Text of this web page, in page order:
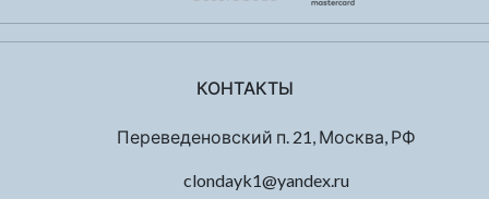
КОНТАКТЫ
Переведеновский п. 21, Москва, РФ
clondayk1@yandex.ru